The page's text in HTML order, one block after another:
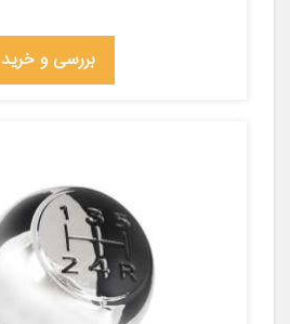
بررسی و خرید